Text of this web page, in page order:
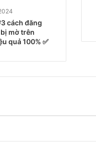
cách đăng
mờ trên
quả 100% ✅